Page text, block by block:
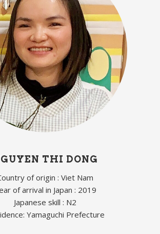
THI DONG
of origin : Viet Nam
of arrival in Japan : 2019
Japanese skill : N2
Yamaguchi Prefecture